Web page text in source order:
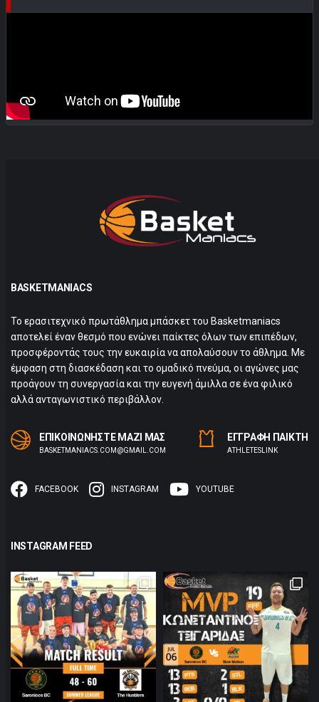
BASKETMANIACS
Το ερασιτεχνικό πρωτάθλημα μπάσκετ του Basketmaniacs
αποτελεί έναν θεσμό που ενώνει παίκτες όλων των επιπέδων,
προσφέροντάς τους την ευκαιρία να απολαύσουν το άθλημα. Με
έμφαση στη διασκέδαση και το ομαδικό πνεύμα, οι αγώνες μας
προάγουν τη συνεργασία και την ευγενή άμιλλα σε ένα φιλικό
αλλά ανταγωνιστικό περιβάλλον.
ΕΠΙΚΟΙΝΩΝΗΣΤΕ ΜΑΖΙ ΜΑΣ
BASKETMANIACS.COM@GMAIL.COM
ΕΓΓΡΑΦΗ ΠΑΙΚΤΗ
ΑTHLETESLINK
FACEBOOK INSTAGRAM YOUTUBE
INSTAGRAM FEED